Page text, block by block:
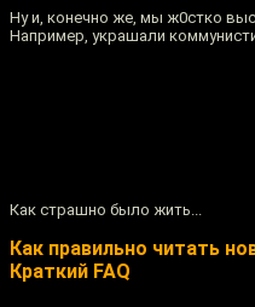
Ну и, конечно же, мы ж0стко
Например, украшали
Как страшно было жить...
Как правильно читать
Краткий FAQ